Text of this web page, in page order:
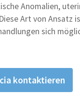
Anomalien,
Art von Ansatz
sich
kontaktieren